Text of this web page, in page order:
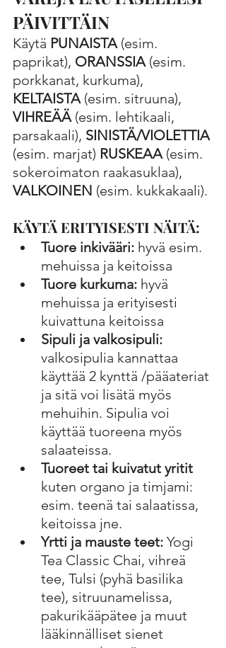
PÄIVITTÄIN
Käytä PUNAISTA (esim.
paprikat), ORANSSIA (esim.
porkkanat, kurkuma),
KELTAISTA (esim. sitruuna),
VIHREÄÄ (esim. lehtikaali,
parsakaali), SINISTÄ/VIOLETTIA
(esim. marjat) RUSKEAA (esim.
sokeroimaton raakasuklaa),
VALKOINEN (esim. kukkakaali).
KÄYTÄ ERITYISESTI NÄITÄ:
Tuore inkivääri: hyvä esim.
mehuissa ja keitoissa
Tuore kurkuma: hyvä
mehuissa ja erityisesti
kuivattuna keitoissa
Sipuli ja valkosipuli:
valkosipulia kannattaa
käyttää 2 kynttä /pääateriat
ja sitä voi lisätä myös
mehuihin. Sipulia voi
käyttää tuoreena myös
salaateissa.
Tuoreet tai kuivatut yritit
kuten organo ja timjami:
esim. teenä tai salaatissa,
keitoissa jne.
Yrtti ja mauste teet: Yogi
Tea Classic Chai, vihreä
tee, Tulsi (pyhä basilika
tee), sitruunamelissa,
pakurikääpätee ja muut
lääkinnälliset sienet